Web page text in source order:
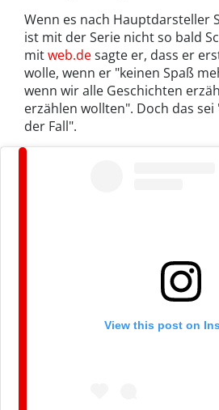
Wenn es nach Hauptdarsteller
ist mit der Serie nicht so bald
mitweb.desagte er, dass er
wolle, wenn er "keinen Spaß
wenn wir alle Geschichten
erzählen wollten". Doch das
der Fall".
View this post on